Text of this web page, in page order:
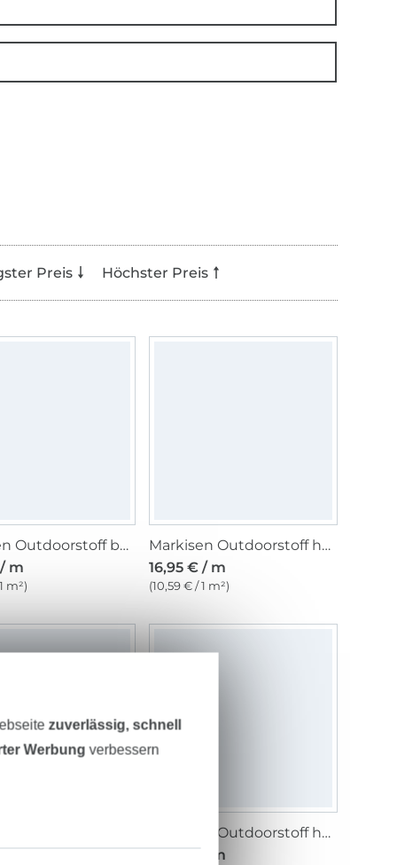
Preis Höchster Preis
Markisen Outdoorstoff beige/weiss, 160 cm
m
m²)
Markisen Outdoorstoff hellbeige, uni 160 cm
16,95 € / m
(10,59 € / 1 m²)
Markisen Outdoorstoff hellgrau, 160 cm
16,95 € / m
zuverlässig, schnell
Werbung verbessern